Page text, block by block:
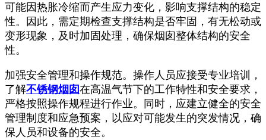
可能因热胀冷缩而产生应力变化，影响支撑结构的稳定
性。因此，需定期检查支撑结构是否牢固，有无松动或
变形现象，及时加固处理，确保烟囱整体结构的安全
性。
加强安全管理和操作规范。操作人员应接受专业培训，
了解不锈钢烟囱在高温气节下的工作特性和安全要求，
严格按照操作规程进行作业。同时，应建立健全的安全
管理制度和应急预案，以应对可能发生的突发情况，确
保人员和设备的安全。